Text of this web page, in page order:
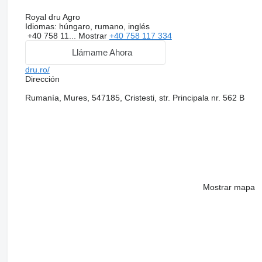
Royal dru Agro
Idiomas: húngaro, rumano, inglés
+40 758 11... Mostrar +40 758 117 334
Llámame Ahora
dru.ro/
Dirección
Rumanía, Mures, 547185, Cristesti, str. Principala nr. 562 B
Mostrar mapa